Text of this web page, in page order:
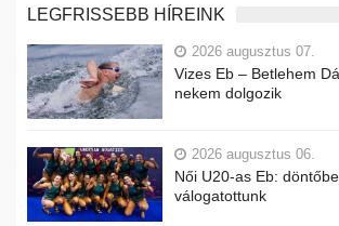
LEGFRISSEBB HÍREINK
2026 augusztus 07.
Vizes Eb – Betlehem
nekem dolgozik
2026 augusztus 06.
Női U20-as Eb:
válogatottunk